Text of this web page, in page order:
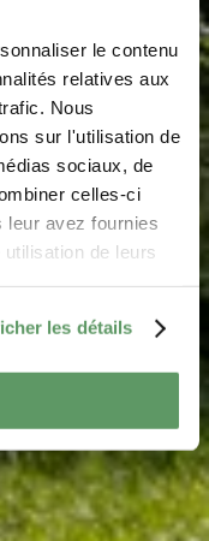
le contenu
relatives aux
Nous
sur l'utilisation de
sociaux, de
celles-ci
leur avez fournies
de leurs
les détails